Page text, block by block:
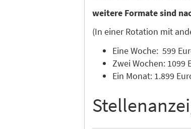
weitere Formate sind
(In einer Rotation mit
Eine Woche: 599
Zwei Wochen: 1099
Ein Monat: 1.899